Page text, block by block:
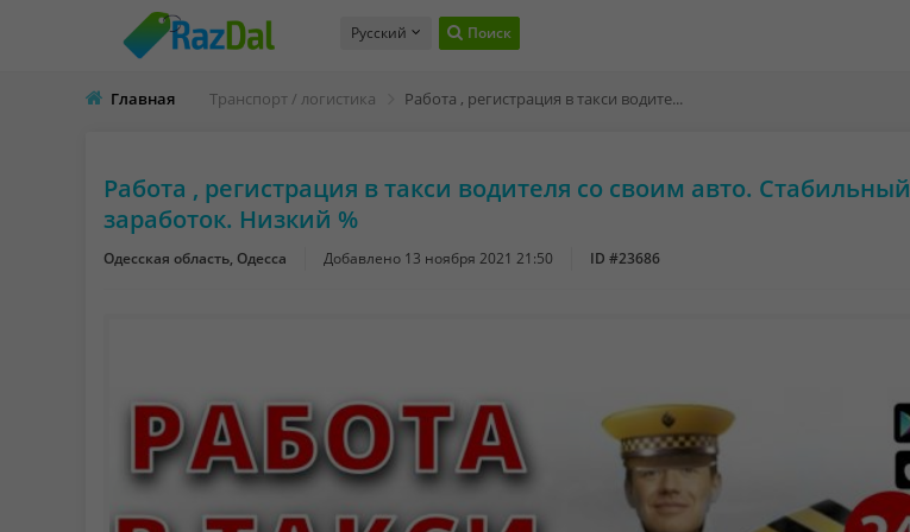
Русский Поиск
Главная Транспорт / логистика Работа , регистрация в такси водителя со своим авто. Стабильный заработок. Низкий %
Работа , регистрация в такси водителя со своим авто. Стабильный
заработок. Низкий %
Одесская область, Одесса Добавлено 13 ноября 2021 21:50 ID #23686